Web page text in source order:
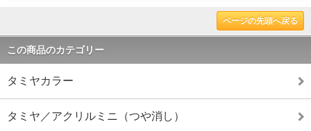
ページの先頭へ戻る
この商品のカテゴリー
タミヤカラー
タミヤ／アクリルミニ（つや消し）